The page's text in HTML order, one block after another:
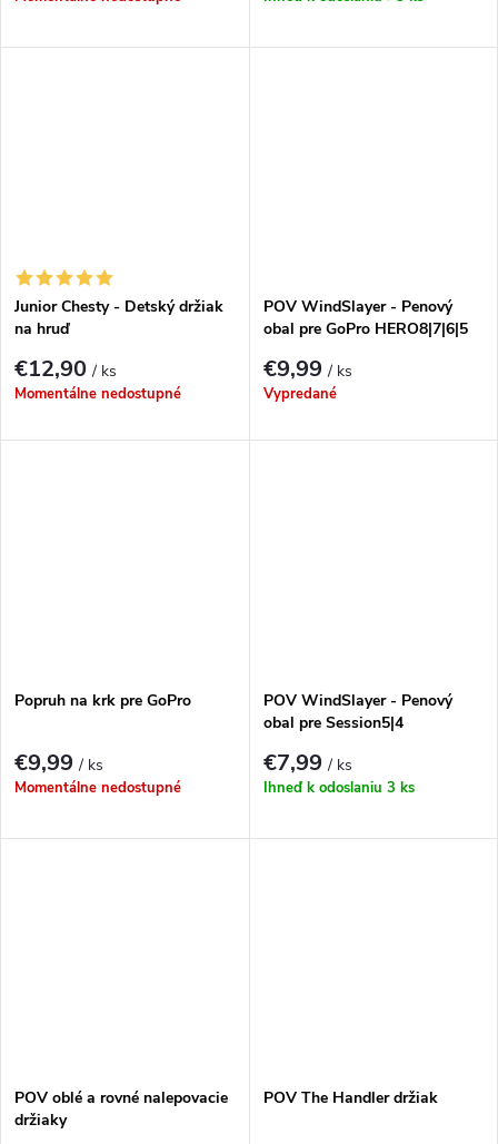
Junior Chesty - Detský držiak
na hruď
€12,90/ ks
Momentálne nedostupné
POV WindSlayer - Penový
obal pre GoPro HERO8|7|6|5
€9,99/ ks
Vypredané
Popruh na krk pre GoPro
€9,99/ ks
Momentálne nedostupné
POV WindSlayer - Penový
obal pre Session5|4
€7,99/ ks
Ihneď k odoslaniu 3 ks
POV oblé a rovné nalepovacie
držiaky
POV The Handler držiak